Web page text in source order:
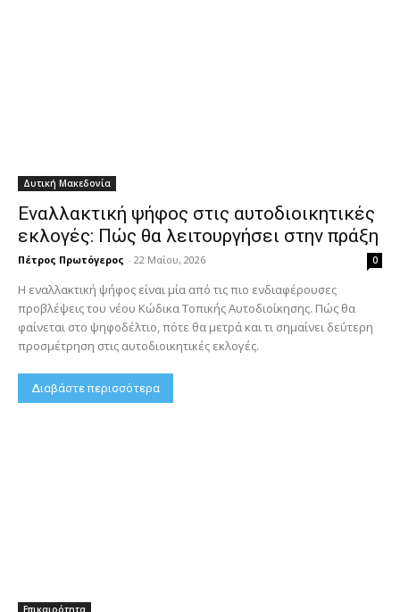
Δυτική Μακεδονία
Εναλλακτική ψήφος στις αυτοδιοικητικές
εκλογές: Πώς θα λειτουργήσει στην πράξη
Πέτρος Πρωτόγερος - 22 Μαΐου, 2026 0
Η εναλλακτική ψήφος είναι μία από τις πιο ενδιαφέρουσες
προβλέψεις του νέου Κώδικα Τοπικής Αυτοδιοίκησης. Πώς θα
φαίνεται στο ψηφοδέλτιο, πότε θα μετρά και τι σημαίνει δεύτερη
προσμέτρηση στις αυτοδιοικητικές εκλογές.
Διαβάστε περισσότερα
Επικαιρότητα